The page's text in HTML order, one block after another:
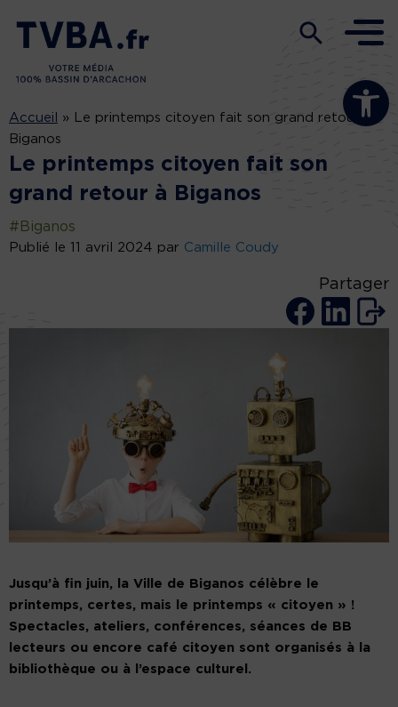
Ouvrir la
Accueil »
Le printemps citoyen fait son grand retour à
Biganos
Le printemps citoyen fait son
grand retour à Biganos
#Biganos
Publié le 11 avril 2024 par Camille Coudy
Partager
Jusqu’à fin juin, la Ville de Biganos célèbre le
printemps, certes, mais le printemps « citoyen » !
Spectacles, ateliers, conférences, séances de BB
lecteurs ou encore café citoyen sont organisés à la
bibliothèque ou à l’espace culturel.